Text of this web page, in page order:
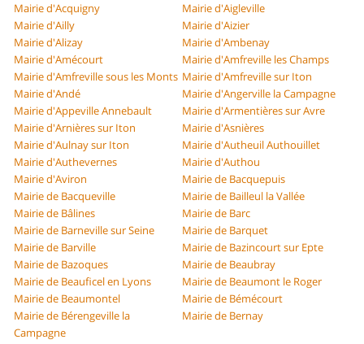
Mairie d'Acquigny
Mairie d'Aigleville
Mairie d'Ailly
Mairie d'Aizier
Mairie d'Alizay
Mairie d'Ambenay
Mairie d'Amécourt
Mairie d'Amfreville les Champs
Mairie d'Amfreville sous les Monts Mairie d'Amfreville sur Iton
Mairie d'Andé
Mairie d'Angerville la Campagne
Mairie d'Appeville Annebault
Mairie d'Armentières sur Avre
Mairie d'Arnières sur Iton
Mairie d'Asnières
Mairie d'Aulnay sur Iton
Mairie d'Autheuil Authouillet
Mairie d'Authevernes
Mairie d'Authou
Mairie d'Aviron
Mairie de Bacquepuis
Mairie de Bacqueville
Mairie de Bailleul la Vallée
Mairie de Bâlines
Mairie de Barc
Mairie de Barneville sur Seine
Mairie de Barquet
Mairie de Barville
Mairie de Bazincourt sur Epte
Mairie de Bazoques
Mairie de Beaubray
Mairie de Beauficel en Lyons
Mairie de Beaumont le Roger
Mairie de Beaumontel
Mairie de Bémécourt
Mairie de Bérengeville la
Campagne
Mairie de Bernay